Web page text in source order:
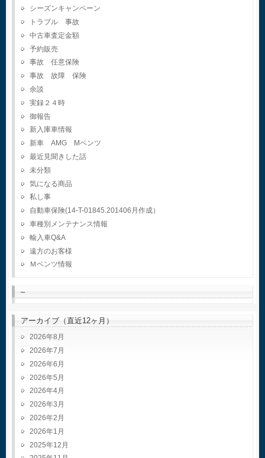
シーズンキャンペーン
トラブル 事故
中古車査定金額
予約販売
事故 任意保険
事故 故障 保険
余談
実録２４時
御報告
新入庫車情報
新車 AMG Mベンツ
最近見聞きした話
未分類
気になる商品
私し事
自動車保険(14-T-01845.201406月作成）
車種別メンテナンス情報
輸入車Q&A
遠方のお客様
Ｍベンツ情報
–
アーカイブ（直近12ヶ月）
2026年8月
2026年7月
2026年6月
2026年5月
2026年4月
2026年3月
2026年2月
2026年1月
2025年12月